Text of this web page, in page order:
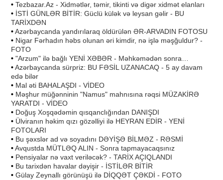
• Tezbazar.Az - Xidmətlər, təmir, tikinti və digər xidmət elanları
• İSTİ GÜNLƏR BİTİR: Güclü külək və leysan gəlir - BU
TARİXDƏN
•Azərbaycanda yandırılaraq öldürülən ƏR-ARVADIN FOTOSU
• Nigar Fərhadın həbs olunan əri kimdir, nə işlə məşğuldur? -
FOTO
• "Arzum" ilə bağlı YENİ XƏBƏR - Məhkəmədən sonra…
•Azərbaycanda sürpriz: BU FƏSİL UZANACAQ - 5 ay davam
edə bilər
• Mal əti BAHALAŞDI - VİDEO
• Məşhur müğənninin "Namus" mahnısına rəqsi MÜZAKİRƏ
YARATDI - VİDEO
• Doğuş Xoşqədəmin qısqanclığından DANIŞDI
• Ülviranın həkim qızı gözəlliyi ilə HEYRAN EDİR - YENİ
FOTOLARI
• Bu şəxslər ad və soyadını DƏYİŞƏ BİLMƏZ - RƏSMİ
•Avqustda MÜTLƏQ ALIN - Sonra tapmayacaqsınız
• Pensiyalar nə vaxt veriləcək? - TARİX AÇIQLANDI
• Bu tarixdən havalar dəyişir - İSTİLƏR BİTİR
• Gülay Zeynallı görünüşü ilə DİQQƏT ÇƏKDİ - FOTO